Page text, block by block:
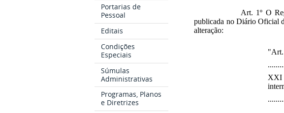
Portarias de
Pessoal
Editais
Condições
Especiais
Súmulas
Administrativas
Programas, Planos
e Diretrizes
Art. 1º O
publicada no Diário Oficial
alteração:
"Art.
XXI